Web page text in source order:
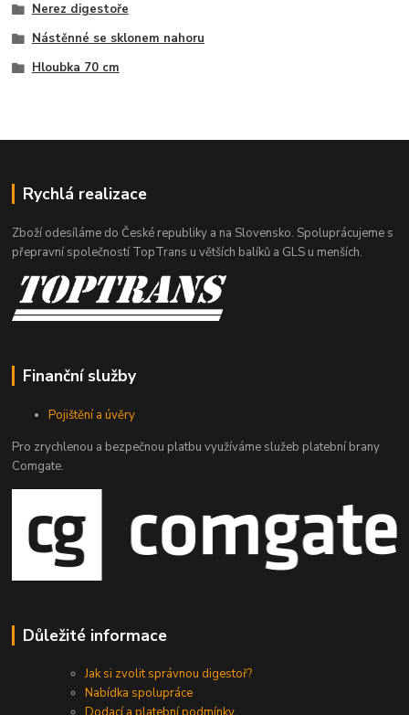
Nerez digestoře
Nástěnné se sklonem nahoru
Hloubka 70 cm
Rychlá realizace
Zboží odesíláme do České republiky a na Slovensko. Spoluprácujeme s
přepravní společností TopTrans u větších balíků a GLS u menších.
Finanční služby
Pojištění a úvěry
Pro zrychlenou a bezpečnou platbu využíváme služeb platební brany
Comgate.
Důležité informace
Jak si zvolit správnou digestoř?
Nabídka spolupráce